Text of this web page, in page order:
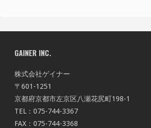
GAINER INC.
株式会社ゲイナー
〒601-1251
京都府京都市左京区八瀬花尻町198-1
TEL：075-744-3367
FAX：075-744-3368